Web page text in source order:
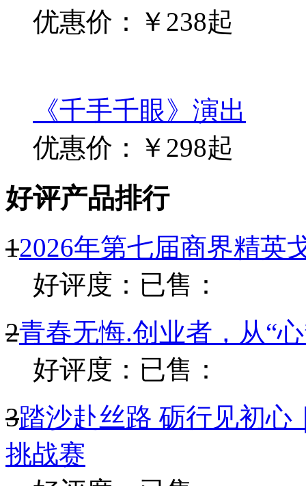
优惠价：￥238起
《千手千眼》演出
优惠价：￥298起
好评产品排行
12026年第七届商界精英
好评度： 已售：
2青春无悔.创业者，从“
好评度： 已售：
3踏沙赴丝路 砺行见初心
挑战赛